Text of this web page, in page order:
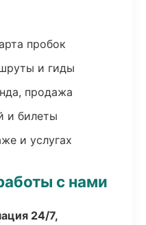
пробок
и гиды
продажа
и билеты
и услугах
с нами
24/7,